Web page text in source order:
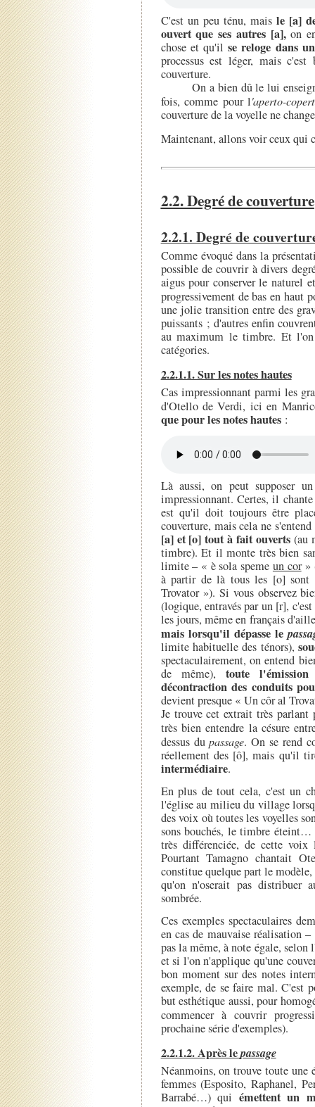
C'est un peu ténu, mais le [a]
ouvert que ses autres [a],on
chose et qu'ilse reloge dans
processus est léger, mais
couverture.
On a bien dû le lui
fois, comme pour l'aperto-
couverture de la voyelle ne
Maintenant, allons voir ceux qui
2.2. Degré de couverture
2.2.1. Degré de
Comme évoqué dans la
possible de couvrir à divers
aigus pour conserver le naturel
progressivement de bas en haut
une jolie transition entre des
puissants ; d'autres enfin
au maximum le timbre. Et l'on
catégories.
2.2.1.1. Sur les notes hautes
Cas impressionnant parmi les
d'Otello de Verdi, ici en
que pour les notes hautes:
Là aussi, on peut supposer
impressionnant. Certes, il
est qu'il doit toujours être
couverture, mais cela ne
[a] et [o] tout à fait ouverts (au
timbre). Et il monte très bien
limite – « è sola speme un cor»
à partir de là tous les [o] sont
Trovator »). Si vous observez
(logique, entravés par un [r],
les jours, même en français
mais lorsqu'il dépasse le
limite habituelle des ténors),
spectaculairement, on entend
de même), toute
décontraction des conduits
devient presque « Un côr al
Je trouve cet extrait très
très bien entendre la césure
dessus dupassage. On se rend
réellement des [ô], mais qu'il
intermédiaire.
En plus de tout cela, c'est un
l'église au milieu du village
des voix où toutes les voyelles
sons bouchés, le timbre
très différenciée, de cette voix
Pourtant Tamagno chantait
constitue quelque part le
qu'on n'oserait pas distribuer
sombrée.
Ces exemples spectaculaires
en cas de mauvaise réalisation
pas la même, à note égale,
et si l'on n'applique qu'une
bon moment sur des notes
exemple, de se faire mal. C'est
but esthétique aussi, pour
commencer à couvrir
prochaine série d'exemples).
2.2.1.2. Après lepassage
Néanmoins, on trouve toute une
femmes (Esposito, Raphanel,
Barrabé…) qui émettent un